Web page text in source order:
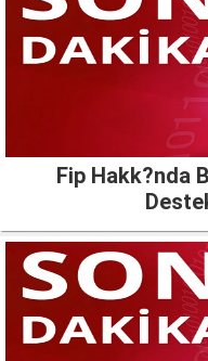
Fip Hakk?nda